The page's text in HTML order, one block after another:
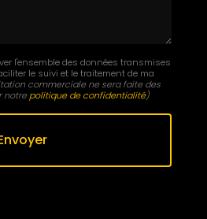
l'ensemble des données transmises
le suivi et le traitement de ma
commerciale ne sera faite des
notrepolitique de confidentialité)